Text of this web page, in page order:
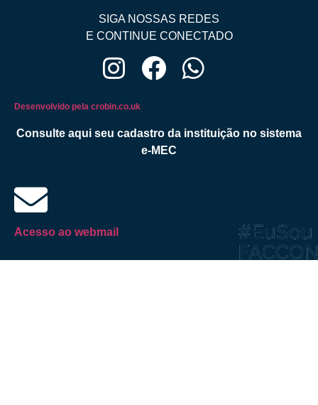
SIGA NOSSAS REDES
E CONTINUE CONECTADO
Desenvolvido pela crobin.co.uk
Consulte aqui seu cadastro da instituição no sistema
e-MEC
Acesso ao webmail